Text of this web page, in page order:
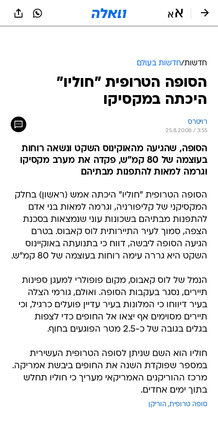
חדשות/חדשות בעולם
הסופה הטרופית "חוליו"
היכתה במקסיקו
רויטרס
25.8.2008 / 3:55
הסופה, שהגיעה מהאוקינוס השקט ונשאה רוחות
בעוצמה של 80 קמ"ש, פקדה את מערב מקסיקו
וגרמה למאות להתפנות מבתיהם
הסופה הטרופית "חוליו" היכתה אמש (ראשון) בחלק
המקסיקני של קליפורניה, וגרמה למאות בני אדם
להתפנות מבתיהם בשכונות עוני שנמצאות בסכנת
הצפה, סמוך לעיר התיירותית לוס קאבוס. בטרם
הגיעה הסופה ליבשה, דווח כי בתנועתה באוקיינוס
השקט היא גררה עימה רוחות בעוצמה של 80 קמ"ש.
הנמל של לוס קאבוס, מקום פופולרי למעגן ספינות
תיירים, נסגר בעקבות הסופה. ואולם, גורמי הצלה
בעיר דיווחו כי המלונות בעיר עדיין פועלים כרגיל, וכי
תיירים מסוימים אף יצאו אל החופים כדי לצפות
בגלים בגובה של כ-2.5 מטר הפוגעים בחוף.
חוליו הוא השם שניתן לסופה הטרופית העשירית
במספר שפוקדת השנה את החופים ביבשת אמריקה.
מרכז ההוריקנים האמריקאי מעריך כי חוליו תחלש
בתוך ימים אחדים.
סופה טרופית הוריקן